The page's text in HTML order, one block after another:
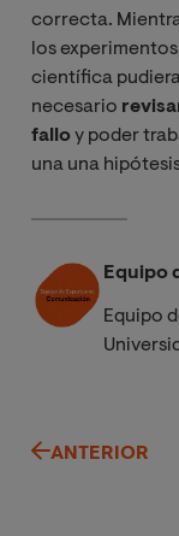
correcta.
los
científica
necesario
falloy poder
una una
Equipo
Equipo
ANTERIOR